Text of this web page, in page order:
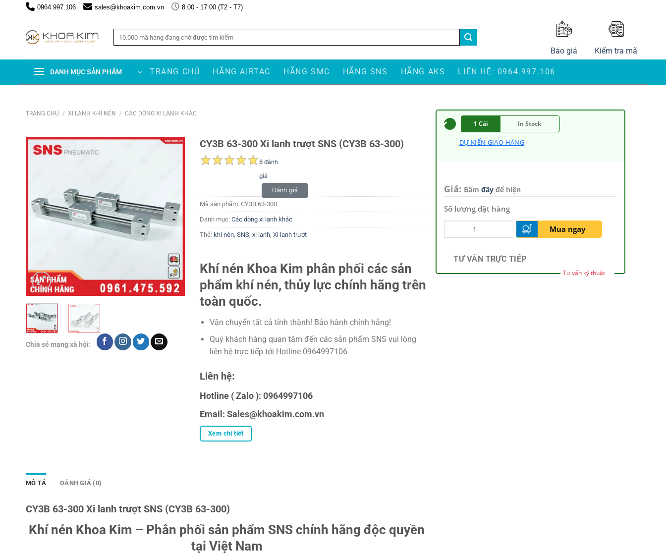
0964.997.106 sales@khoakim.com.vn 8:00 - 17:00 (T2 - T7)
Báo giá Kiểm tra mã
DANH MỤC SẢN PHẨM TRANG CHỦ HÃNG AIRTAC HÃNG SMC HÃNG SNS HÃNG AKS LIÊN HỆ: 0964.997.106
TRANG CHỦ / XI LANH KHÍ NÉN / CÁC DÒNG XI LANH KHÁC
Chia sẻ mạng xã hội:
CY3B 63-300 Xi lanh trượt SNS (CY3B 63-300)
8 đánh
giá
Đánh giá
Mã sản phẩm: CY3B 63-300
Danh mục: Các dòng xi lanh khác
Thẻ: khí nén, SNS, xi lanh, Xi lanh trượt
Khí nén Khoa Kim phân phối các sản
phẩm khí nén, thủy lực chính hãng trên
toàn quốc.
Vận chuyển tất cả tỉnh thành! Bảo hành chính hãng!
Quý khách hàng quan tâm đến các sản phẩm SNS vui lòng
liên hệ trực tiếp tới Hotline 0964997106
Liên hệ:
Hotline ( Zalo ): 0964997106
Email: Sales@khoakim.com.vn
Xem chi tiết
MÔ TẢ ĐÁNH GIÁ (0)
CY3B 63-300 Xi lanh trượt SNS (CY3B 63-300)
Khí nén Khoa Kim – Phân phối sản phẩm SNS chính hãng độc quyền
tại Việt Nam
1 Cái In Stock
DỰ KIẾN GIAO HÀNG
Giá: Bấm đâyđể hiện
Số lượng đặt hàng
Mua ngay
TƯ VẤN TRỰC TIẾP
Tư vấn kỹ thuật